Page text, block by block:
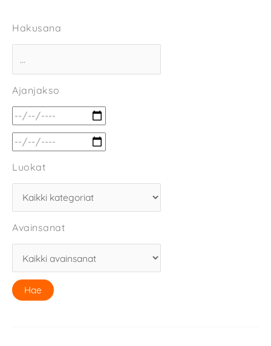
Hakusana
Ajanjakso
Luokat
Avainsanat